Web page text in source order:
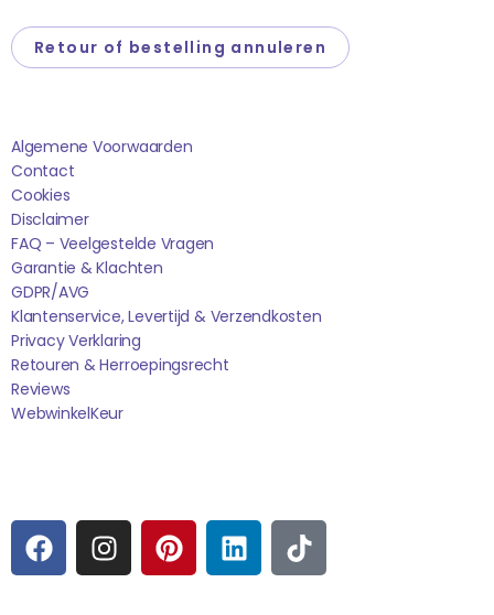
Retour of bestelling annuleren
Algemene Voorwaarden
Contact
Cookies
Disclaimer
FAQ – Veelgestelde Vragen
Garantie & Klachten
GDPR/AVG
Klantenservice, Levertijd & Verzendkosten
Privacy Verklaring
Retouren & Herroepingsrecht
Reviews
WebwinkelKEur
F
A
C
I
N
S
P
I
N
L
I
N
T
I
K